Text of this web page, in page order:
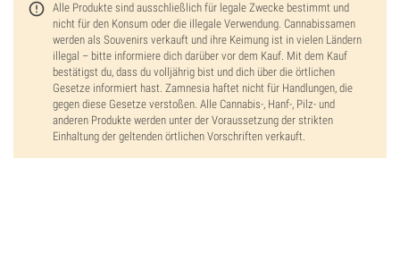
Alle Produkte sind ausschließlich für legale Zwecke bestimmt und
nicht für den Konsum oder die illegale Verwendung. Cannabissamen
werden als Souvenirs verkauft und ihre Keimung ist in vielen Ländern
illegal – bitte informiere dich darüber vor dem Kauf. Mit dem Kauf
bestätigst du, dass du volljährig bist und dich über die örtlichen
Gesetze informiert hast. Zamnesia haftet nicht für Handlungen, die
gegen diese Gesetze verstoßen. Alle Cannabis-, Hanf-, Pilz- und
anderen Produkte werden unter der Voraussetzung der strikten
Einhaltung der geltenden örtlichen Vorschriften verkauft.